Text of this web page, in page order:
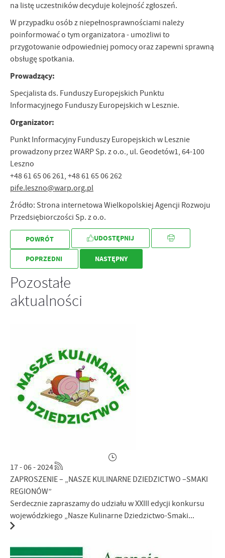
na listę uczestników decyduje kolejność zgłoszeń.
W przypadku osób z niepełnosprawnościami należy
poinformować o tym organizatora - umożliwi to
przygotowanie odpowiedniej pomocy oraz zapewni sprawną
obsługę spotkania.
Prowadzący:
Specjalista ds. Funduszy Europejskich Punktu
Informacyjnego Funduszy Europejskich w Lesznie.
Organizator:
Punkt Informacyjny Funduszy Europejskich w Lesznie
prowadzony przez WARP Sp. z o.o., ul. Geodetów1, 64-100
Leszno
+48 61 65 06 261, +48 61 65 06 262
pife.leszno@warp.org.pl
Źródło: Strona internetowa Wielkopolskiej Agencji Rozwoju
Przedsiębiorczości Sp. z o.o.
POWRÓT UDOSTĘPNIJ
POPRZEDNI NASTĘPNY
Pozostałe
aktualności
17 - 06 - 2024
ZAPROSZENIE – „NASZE KULINARNE DZIEDZICTWO –SMAKI
REGIONÓW”
Serdecznie zapraszamy do udziału w XXIII edycji konkursu
wojewódzkiego „Nasze Kulinarne Dziedzictwo-Smaki...